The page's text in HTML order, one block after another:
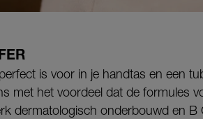
is voor in je handtas en een
met het voordeel dat de formules
dermatologisch onderbouwd en B